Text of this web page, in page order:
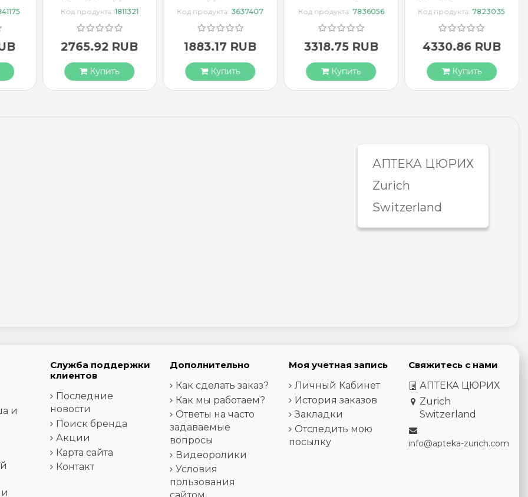
Примулы
вечерней 100 мл
Код продукта:1811321
2765.92 RUB
Купить
маслом 65 мл
Код продукта:3637407
1883.17 RUB
Купить
веганский
Код продукта: 7836056
3318.75 RUB
Купить
Код продукта:7823035
4330.86 RUB
Купить
АПТЕКА ЦЮРИХ
Zurich
Switzerland
и
Служба поддержки
клиентов
Последние
новости
Поиск бренда
Акции
Карта сайта
Контакт
Дополнительно
Как сделать заказ?
Как мы работаем?
Ответы на часто
задаваемые
вопросы
Видеоролики
Условия
пользования
Моя учетная запись
Личный Кабинет
История заказов
Закладки
Отследить мою
посылку
Свяжитесь с нами
АПТЕКА ЦЮРИХ
Zurich
Switzerland
info@apteka-zurich.com